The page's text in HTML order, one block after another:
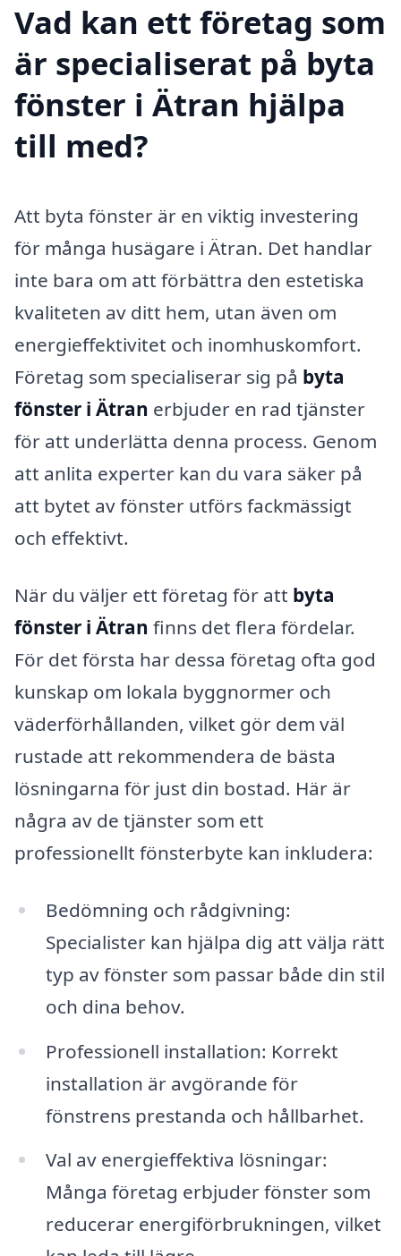
Vad kan ett företag som
är specialiserat på byta
fönster i Ätran hjälpa
till med?
Att byta fönster är en viktig investering
för många husägare i Ätran. Det handlar
inte bara om att förbättra den estetiska
kvaliteten av ditt hem, utan även om
energieffektivitet och inomhuskomfort.
Företag som specialiserar sig på byta
fönster i Ätran erbjuder en rad tjänster
för att underlätta denna process. Genom
att anlita experter kan du vara säker på
att bytet av fönster utförs fackmässigt
och effektivt.
När du väljer ett företag för att byta
fönster i Ätran finns det flera fördelar.
För det första har dessa företag ofta god
kunskap om lokala byggnormer och
väderförhållanden, vilket gör dem väl
rustade att rekommendera de bästa
lösningarna för just din bostad. Här är
några av de tjänster som ett
professionellt fönsterbyte kan inkludera:
Bedömning och rådgivning:
Specialister kan hjälpa dig att välja rätt
typ av fönster som passar både din stil
och dina behov.
Professionell installation: Korrekt
installation är avgörande för
fönstrens prestanda och hållbarhet.
Val av energieffektiva lösningar:
Många företag erbjuder fönster som
reducerar energiförbrukningen, vilket